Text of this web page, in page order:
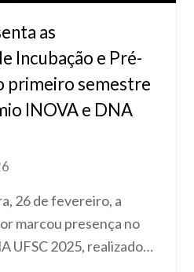
as
Incubação e Pré-
primeiro semestre
INOVA e DNA
26 de fevereiro, a
marcou presença no
UFSC 2025, realizado…